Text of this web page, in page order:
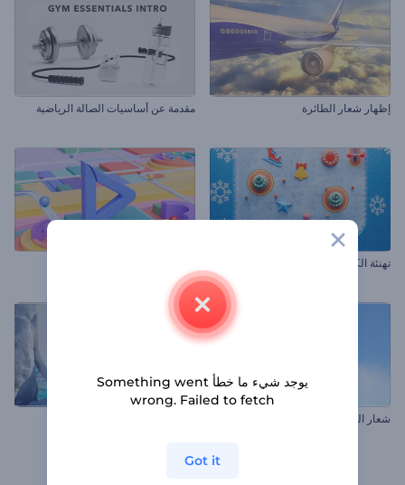
إظهار شعار الطائرة مقدمة عن أساسيات الصالة الرياضية
تهنئة الكريسماس بلعبة الكرة والدبابيس
شعار الطيران الملهم
يوجد شيء ما خطأ Something went
wrong. Failed to fetch
Got it